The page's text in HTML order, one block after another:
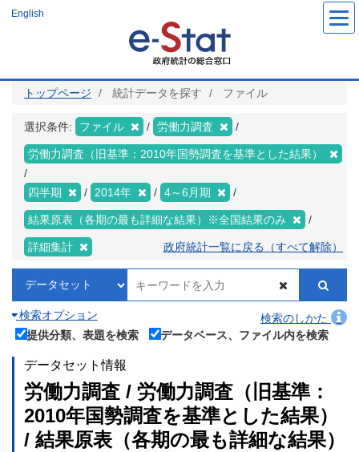
ツ
English
トップページ 統計データを探す ファイル
選択条件: ファイル 労働力調査
労働力調査（旧基準：2010年国勢調査を基準とした結果）
四半期 2014年 4～6月期
結果原表（各期の最も詳細な結果）※全国結果のみ
詳細集計 政府統計一覧に戻る（すべて解除）
検索オプション
検索のしかた
提供分類、表題を検索
データベース、ファイル内を検索
データセット情報
労働力調査 / 労働力調査（旧基準：
2010年国勢調査を基準とした結果）
/ 結果原表（各期の最も詳細な結果）